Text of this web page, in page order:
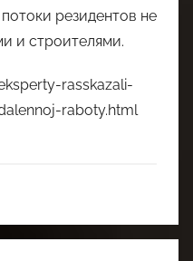
резидентов не
и строителями.
rasskazali-
raboty.html